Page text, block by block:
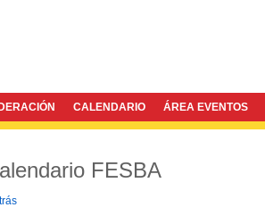
CALENDARIO ÁREA EVENTOS
FESBA